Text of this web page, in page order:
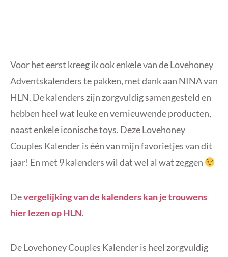
Voor het eerst kreeg ik ook enkele van de Lovehoney
Adventskalenders te pakken, met dank aan NINA van
HLN. De kalenders zijn zorgvuldig samengesteld en
hebben heel wat leuke en vernieuwende producten,
naast enkele iconische toys. Deze Lovehoney
Couples Kalender is één van mijn favorietjes van dit
jaar! En met 9 kalenders wil dat wel al wat zeggen
Devergelijking van de kalenders kan je trouwens
hier lezen op HLN.
De Lovehoney Couples Kalender is heel zorgvuldig